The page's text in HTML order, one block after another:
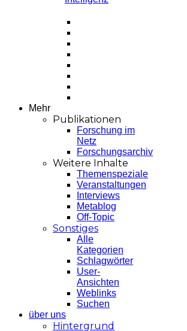
Mehr
Publikationen
Forschung im
Netz
Forschungsarchiv
Weitere Inhalte
Themenspeziale
Veranstaltungen
Interviews
Metablog
Off-Topic
Sonstiges
Alle
Kategorien
Schlagwörter
User-
Ansichten
Weblinks
Suchen
über uns
Hintergrund